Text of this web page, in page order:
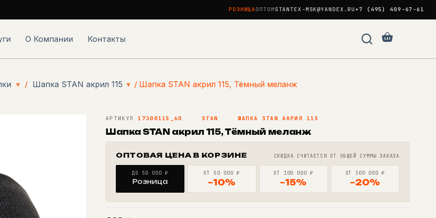
РОЗНИЦА ОПТОМ STANTEX-MSK@YANDEX.RU +7 (495) 409-67-61
О Компании Контакты Корзина
▾ / Шапка STAN акрил 115 ▾ / Шапка STAN акрил 115, Тёмный меланж
АРТИКУЛ 17300115_60 · STAN · ШАПКА STAN АКРИЛ 115
Шапка STAN акрил 115, Тёмный меланж
ОПТОВАЯ ЦЕНА В КОРЗИНЕ СКИДКА СЧИТАЕТСЯ ОТ ОБЩЕЙ СУММЫ ЗАКАЗА
ДО 50 000 ₽
Розница
ОТ 50 000 ₽
−10%
ОТ 100 000 ₽
−15%
ОТ 300 000 ₽
−20%